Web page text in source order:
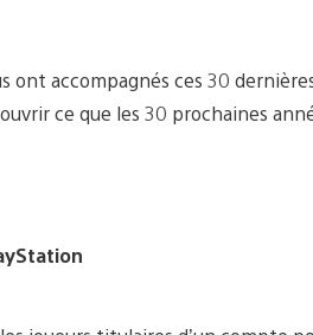
ont accompagnés ces 30
ce que les 30 prochaines